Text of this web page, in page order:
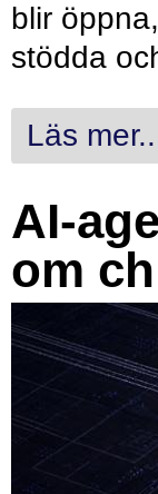
blir
stödda
Läs
AI-
om